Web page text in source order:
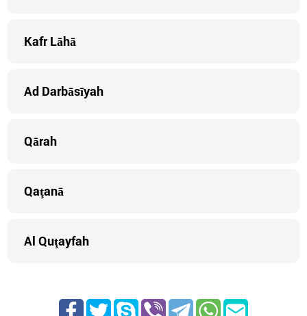
Kafr Lāhā
Ad Darbāsīyah
Qārah
Qaţanā
Al Quţayfah